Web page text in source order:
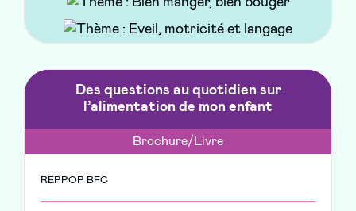
Des questions au quotidien sur
l’alimentation de mon enfant
Brochure/Livre
REPPOP BFC